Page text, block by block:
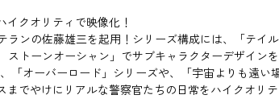
クオリティで映像化！
ンの佐藤雄三を起用！シリーズ構成には、「テイ
トーンオーシャン」でサブキャラクターデザイン
オーバーロード」シリーズや、「宇宙よりも遠
でやけにリアルな警察官たちの日常をハイクオリテ